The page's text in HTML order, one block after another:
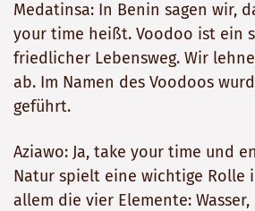
Medatinsa: In Benin sagen wir,
your time heißt. Voodoo ist ein
friedlicher Lebensweg. Wir
ab. Im Namen des Voodoos
geführt.
Aziawo: Ja, take your time und
Natur spielt eine wichtige Rolle
allem die vier Elemente: Wasser,